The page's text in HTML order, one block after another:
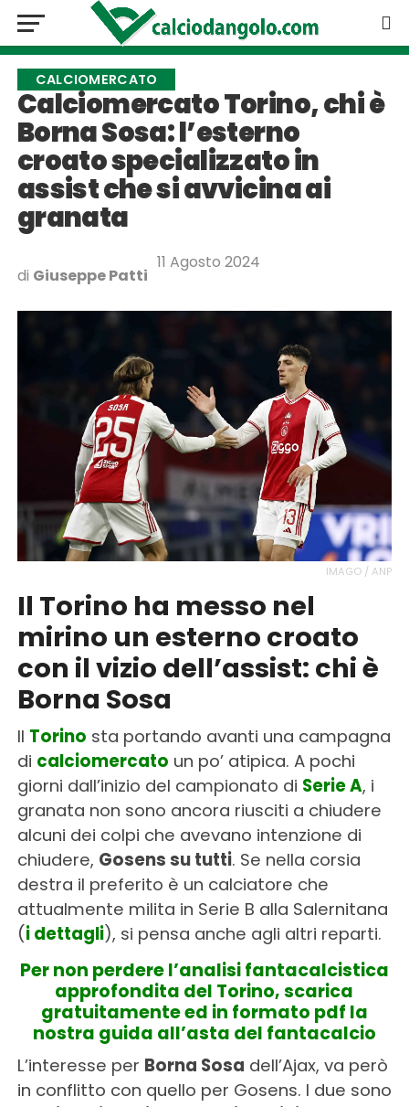
CALCIOMERCATO
Calciomercato Torino, chi è
Borna Sosa: l’esterno
croato specializzato in
assist che si avvicina ai
granata
di Giuseppe Patti
11 Agosto 2024
IMAGO / ANP
Il Torino ha messo nel
mirino un esterno croato
con il vizio dell’assist: chi è
Borna Sosa
Il Torino sta portando avanti una campagna
di calciomercato un po’ atipica. A pochi
giorni dall’inizio del campionato di Serie A, i
granata non sono ancora riusciti a chiudere
alcuni dei colpi che avevano intenzione di
chiudere, Gosens su tutti. Se nella corsia
destra il preferito è un calciatore che
attualmente milita in Serie B alla Salernitana
(i dettagli), si pensa anche agli altri reparti.
Per non perdere l’analisi fantacalcistica
approfondita del Torino, scarica
gratuitamente ed in formato pdf la
nostra guida all’asta del fantacalcio
L’interesse per Borna Sosa dell’Ajax, va però
in conflitto con quello per Gosens. I due sono